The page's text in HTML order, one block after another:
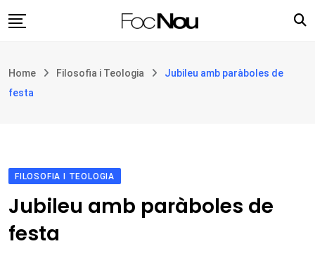
to
Filosofia i teologia
Botiga
Home Filosofia i Teologia
Jubileu amb paràboles de
festa
FILOSOFIA I TEOLOGIA
Jubileu amb paràboles de
festa